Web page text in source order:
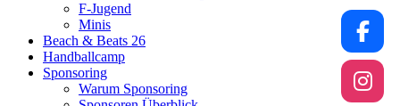
F-Jugend
Minis
Beach & Beats 26
Handballcamp
Sponsoring
Warum Sponsoring